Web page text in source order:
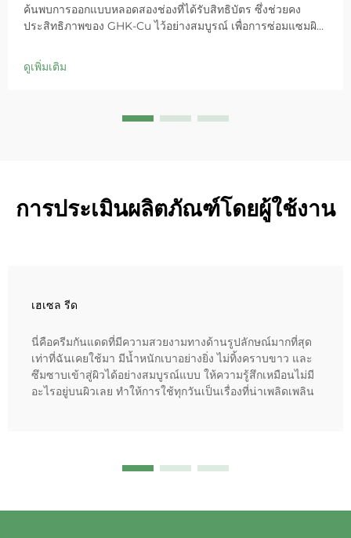
ค้นพบการออกแบบหลอดสองช่องที่ได้รับสิทธิบัตร ซึ่งช่วยคง
ประสิทธิภาพของ GHK-Cu ไว้อย่างสมบูรณ์ เพื่อการซ่อมแซมผิว
เกราะป้องกันผิวในผิวที่บอบบาง ลองใช้โซลูชัน 'ช่องสีน้ำเงินเล็ก'
วันนี้เลย
ดูเพิ่มเติม
การประเมินผลิตภัณฑ์โดยผู้ใช้งาน
เฮเซล รีด
นี่คือครีมกันแดดที่มีความสวยงามทางด้านรูปลักษณ์มากที่สุด
เท่าที่ฉันเคยใช้มา มีน้ำหนักเบาอย่างยิ่ง ไม่ทิ้งคราบขาว และ
ซึมซาบเข้าสู่ผิวได้อย่างสมบูรณ์แบบ ให้ความรู้สึกเหมือนไม่มี
อะไรอยู่บนผิวเลย ทำให้การใช้ทุกวันเป็นเรื่องที่น่าเพลิดเพลิน